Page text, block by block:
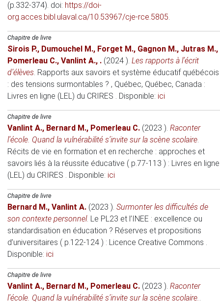
(p.332-374). doi: https://doi-
org.acces.bibl.ulaval.ca/10.53967/cje-rce.5805.
Chapitre de livre
Sirois P., Dumouchel M., Forget M., Gagnon M., Jutras M.,
Pomerleau C., Vanlint A., . (2024 ). Les rapports à l’écrit
d’élèves. Rapports aux savoirs et système éducatif québécois
: des tensions surmontables ? , Québec, Québec, Canada :
Livres en ligne (LEL) du CRIRES . Disponible: ici
Chapitre de livre
Vanlint A., Bernard M., Pomerleau C. (2023 ). Raconter
l’école. Quand la vulnérabilité s’invite sur la scène scolaire.
Récits de vie en formation et en recherche : approches et
savoirs liés à la réussite éducative ( p.77-113 ) : Livres en ligne
(LEL) du CRIRES . Disponible: ici
Chapitre de livre
Bernard M., Vanlint A. (2023 ). Surmonter les difficultés de
son contexte personnel. Le PL23 et l’INEE : excellence ou
standardisation en éducation ? Réserves et propositions
d’universitaires ( p.122-124 ) : Licence Creative Commons .
Disponible: ici
Chapitre de livre
Vanlint A., Bernard M., Pomerleau C. (2023 ). Raconter
l’école. Quand la vulnérabilité s’invite sur la scène scolaire..